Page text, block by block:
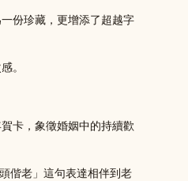
份珍藏，更增添了超越字
。
卡，象徵婚姻中的持續歡
偕老」這句表達相伴到老